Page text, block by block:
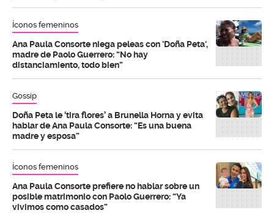
Íconos femeninos
Ana Paula Consorte niega peleas con 'Doña Peta',
madre de Paolo Guerrero: “No hay
distanciamiento, todo bien”
Gossip
Doña Peta le ‘tira flores’ a Brunella Horna y evita
hablar de Ana Paula Consorte: “Es una buena
madre y esposa”
Íconos femeninos
Ana Paula Consorte prefiere no hablar sobre un
posible matrimonio con Paolo Guerrero: “Ya
vivimos como casados”